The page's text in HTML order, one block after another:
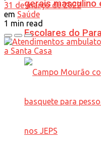
gerais masculino
Escolares do
31 de março de 2022
em Saúde
1 min read